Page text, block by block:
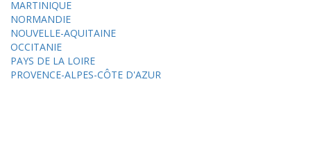
MARTINIQUE
NORMANDIE
NOUVELLE-AQUITAINE
OCCITANIE
PAYS DE LA LOIRE
PROVENCE-ALPES-CÔTE D'AZUR